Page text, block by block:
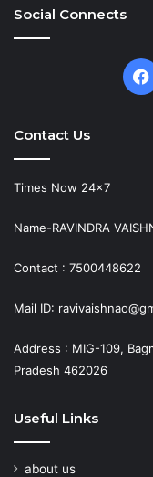
Social Connects
Contact Us
Times Now 24×7
Name-RAVINDRA
Contact : 7500448622
Mail ID:
Address : MIG-109,
Pradesh 462026
Useful Links
about us